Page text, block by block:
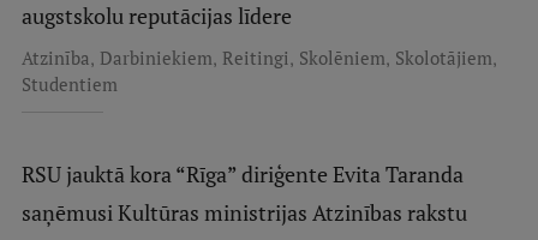
augstskolu reputācijas līdere
Atzinība, Darbiniekiem, Reitingi, Skolēniem, Skolotājiem,
Studentiem
RSU jauktā kora “Rīga” diriģente Evita Taranda
saņēmusi Kultūras ministrijas Atzinības rakstu